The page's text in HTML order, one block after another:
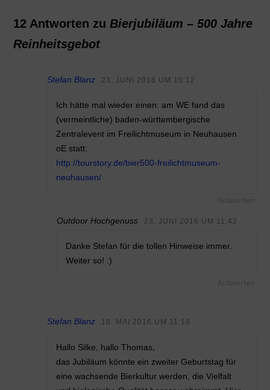
12 Antworten zu Bierjubiläum – 500 Jahre
Reinheitsgebot
Stefan Blanz 23. JUNI 2016 UM 10:12
Ich hätte mal wieder einen: am WE fand das
(vermeintliche) baden-württembergische
Zentralevent im Freilichtmuseum in Neuhausen
oE statt:
http://tourstory.de/bier500-freilichtmuseum-
neuhausen/
Outdoor Hochgenuss 23. JUNI 2016 UM 11:42
Danke Stefan für die tollen Hinweise immer.
Weiter so! :)
Stefan Blanz 18. MAI 2016 UM 11:18
Hallo Silke, hallo Thomas,
das Jubiläum könnte ein zweiter Geburtstag für
eine wachsende Bierkultur werden, die Vielfalt